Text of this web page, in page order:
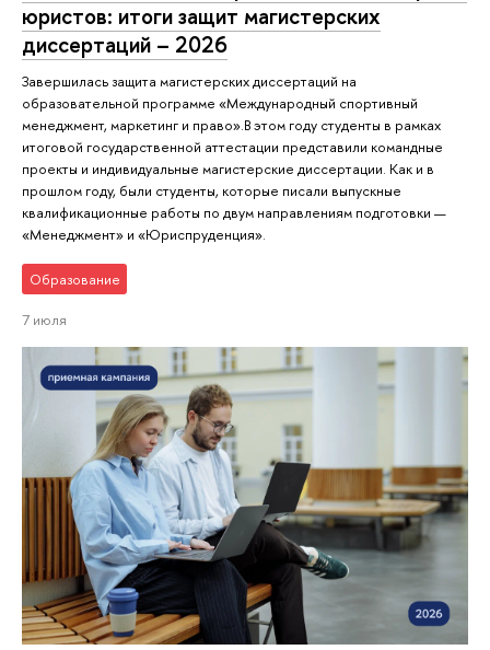
юристов: итоги защит магистерских
диссертаций – 2026
Завершилась защита магистерских диссертаций на
образовательной программе «Международный спортивный
менеджмент, маркетинг и право».В этом году студенты в рамках
итоговой государственной аттестации представили командные
проекты и индивидуальные магистерские диссертации. Как и в
прошлом году, были студенты, которые писали выпускные
квалификационные работы по двум направлениям подготовки —
«Менеджмент» и «Юриспруденция».
Образование
7 июля